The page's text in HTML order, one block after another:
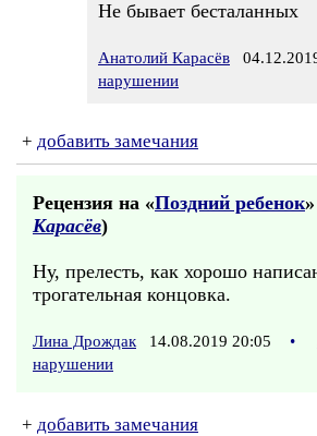
Не бывает бесталанных
Анатолий Карасёв
нарушении
+ добавить замечания
Рецензия на «Поздний ребенок
Карасёв)
Ну, прелесть, как хорошо
трогательная концовка.
Лина Дрождак 14.08.2019 20:05 •
нарушении
+ добавить замечания